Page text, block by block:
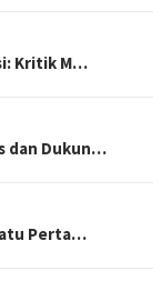
Kritik M…
dan Dukun…
Perta…